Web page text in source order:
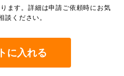
ます。詳細は申請ご依頼時にお気
談ください。
に入れる